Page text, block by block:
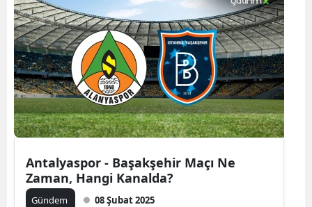
Antalyaspor - Başakşehir Maçı Ne
Zaman, Hangi Kanalda?
Gündem 08 Şubat 2025